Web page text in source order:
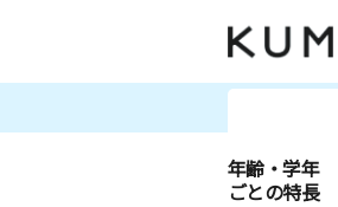
年齢・学年
ごとの特長